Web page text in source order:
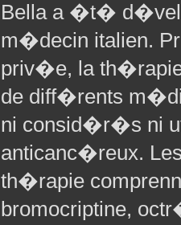
Bella a �t�
m�decin italien.
priv�e, la th�rapie
de diff�rents
ni consid�r�s ni
anticanc�reux.
th�rapie
bromocriptine,